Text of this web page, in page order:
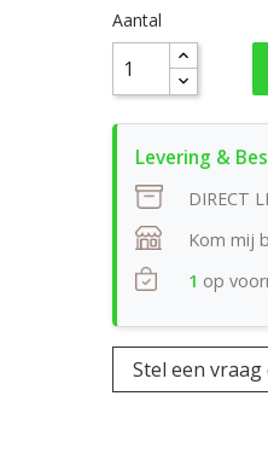
Aantal
DIRECT
Kom mij
1 op
Stel een